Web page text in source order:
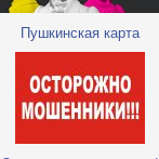
Пушкинская карта